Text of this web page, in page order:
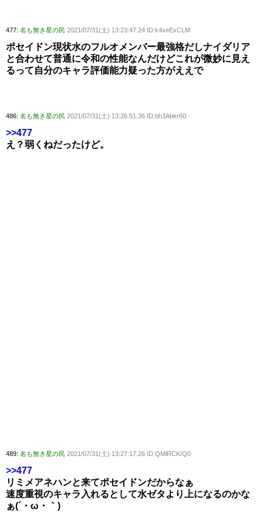
477: 名も無き星の民 2021/07/31(土) 13:23:47.24 ID:k4xeExCLM
ポセイドン現状水のフルオメンバー最強格だしナイダリア
と合わせて普通に令和の性能なんだけどこれが微妙に見え
るって自分のキャラ評価能力疑った方がええで
486: 名も無き星の民 2021/07/31(土) 13:26:51.36 ID:bh3Abkr60
>>477
え？弱くねだったけど。
489: 名も無き星の民 2021/07/31(土) 13:27:17.26 ID:QMlRCK/Q0
>>477
リミメアネハンと来てポセイドンだからなぁ
速度重視のキャラ入れるとして水ゼタより上になるのかな
ぁ(´・ω・｀)